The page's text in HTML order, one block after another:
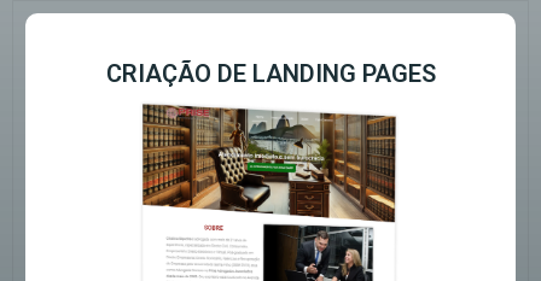
CRIAÇÃO DE LANDING PAGES